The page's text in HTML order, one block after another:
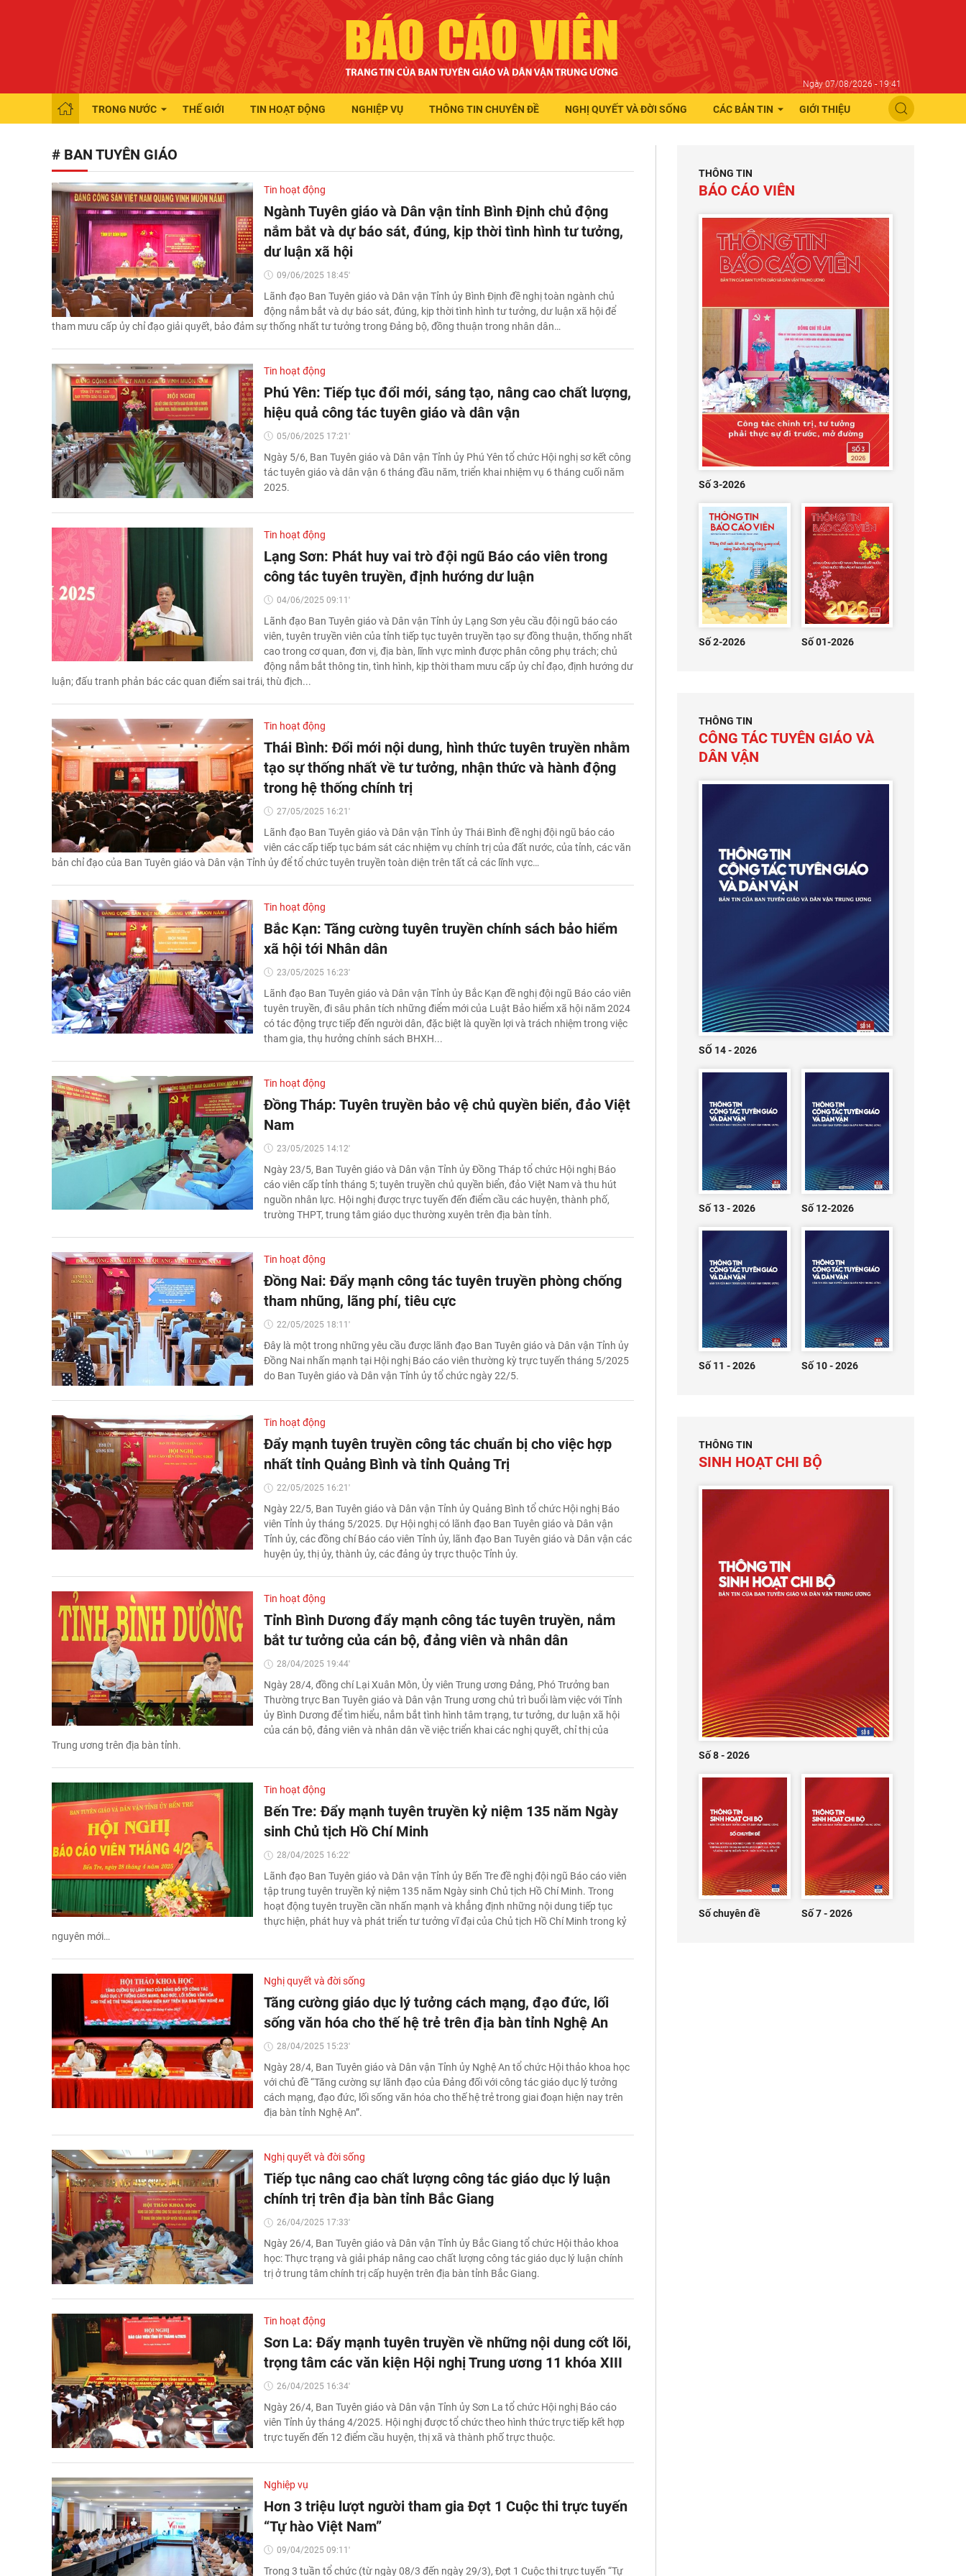
Ngày 07/08/2026 - 19:41
TRONG NƯỚC THẾ GIỚI TIN HOẠT ĐỘNG NGHIỆP VỤ THÔNG TIN CHUYÊN ĐỀ NGHỊ QUYẾT VÀ ĐỜI SỐNG CÁC BẢN TIN GIỚI THIỆU
# BAN TUYÊN GIÁO
Tin hoạt động
Ngành Tuyên giáo và Dân vận tỉnh Bình Định chủ động
nắm bắt và dự báo sát, đúng, kịp thời tình hình tư tưởng,
dư luận xã hội
09/06/2025 18:45'
Lãnh đạo Ban Tuyên giáo và Dân vận Tỉnh ủy Bình Định đề nghị toàn ngành chủ
động nắm bắt và dự báo sát, đúng, kịp thời tình hình tư tưởng, dư luận xã hội để
tham mưu cấp ủy chỉ đạo giải quyết, bảo đảm sự thống nhất tư tưởng trong Đảng bộ, đồng thuận trong nhân dân…
Tin hoạt động
Phú Yên: Tiếp tục đổi mới, sáng tạo, nâng cao chất lượng,
hiệu quả công tác tuyên giáo và dân vận
05/06/2025 17:21'
Ngày 5/6, Ban Tuyên giáo và Dân vận Tỉnh ủy Phú Yên tổ chức Hội nghị sơ kết công
tác tuyên giáo và dân vận 6 tháng đầu năm, triển khai nhiệm vụ 6 tháng cuối năm
2025.
Tin hoạt động
Lạng Sơn: Phát huy vai trò đội ngũ Báo cáo viên trong
công tác tuyên truyền, định hướng dư luận
04/06/2025 09:11'
Lãnh đạo Ban Tuyên giáo và Dân vận Tỉnh ủy Lạng Sơn yêu cầu đội ngũ báo cáo
viên, tuyên truyền viên của tỉnh tiếp tục tuyên truyền tạo sự đồng thuận, thống nhất
cao trong cơ quan, đơn vị, địa bàn, lĩnh vực mình được phân công phụ trách; chủ
động nắm bắt thông tin, tình hình, kịp thời tham mưu cấp ủy chỉ đạo, định hướng dư
luận; đấu tranh phản bác các quan điểm sai trái, thù địch...
Tin hoạt động
Thái Bình: Đổi mới nội dung, hình thức tuyên truyền nhằm
tạo sự thống nhất về tư tưởng, nhận thức và hành động
trong hệ thống chính trị
27/05/2025 16:21'
Lãnh đạo Ban Tuyên giáo và Dân vận Tỉnh ủy Thái Bình đề nghị đội ngũ báo cáo
viên các cấp tiếp tục bám sát các nhiệm vụ chính trị của đất nước, của tỉnh, các văn
bản chỉ đạo của Ban Tuyên giáo và Dân vận Tỉnh ủy để tổ chức tuyên truyền toàn diện trên tất cả các lĩnh vực…
Tin hoạt động
Bắc Kạn: Tăng cường tuyên truyền chính sách bảo hiểm
xã hội tới Nhân dân
23/05/2025 16:23'
Lãnh đạo Ban Tuyên giáo và Dân vận Tỉnh ủy Bắc Kạn đề nghị đội ngũ Báo cáo viên
tuyên truyền, đi sâu phân tích những điểm mới của Luật Bảo hiểm xã hội năm 2024
có tác động trực tiếp đến người dân, đặc biệt là quyền lợi và trách nhiệm trong việc
tham gia, thụ hưởng chính sách BHXH...
Tin hoạt động
Đồng Tháp: Tuyên truyền bảo vệ chủ quyền biển, đảo Việt
Nam
23/05/2025 14:12'
Ngày 23/5, Ban Tuyên giáo và Dân vận Tỉnh ủy Đồng Tháp tổ chức Hội nghị Báo
cáo viên cấp tỉnh tháng 5; tuyên truyền chủ quyền biển, đảo Việt Nam và thu hút
nguồn nhân lực. Hội nghị được trực tuyến đến điểm cầu các huyện, thành phố,
trường THPT, trung tâm giáo dục thường xuyên trên địa bàn tỉnh.
Tin hoạt động
Đồng Nai: Đẩy mạnh công tác tuyên truyền phòng chống
tham nhũng, lãng phí, tiêu cực
22/05/2025 18:11'
Đây là một trong những yêu cầu được lãnh đạo Ban Tuyên giáo và Dân vận Tỉnh ủy
Đồng Nai nhấn mạnh tại Hội nghị Báo cáo viên thường kỳ trực tuyến tháng 5/2025
do Ban Tuyên giáo và Dân vận Tỉnh ủy tổ chức ngày 22/5.
Tin hoạt động
Đẩy mạnh tuyên truyền công tác chuẩn bị cho việc hợp
nhất tỉnh Quảng Bình và tỉnh Quảng Trị
22/05/2025 16:21'
Ngày 22/5, Ban Tuyên giáo và Dân vận Tỉnh ủy Quảng Bình tổ chức Hội nghị Báo
viên Tỉnh ủy tháng 5/2025. Dự Hội nghị có lãnh đạo Ban Tuyên giáo và Dân vận
Tỉnh ủy, các đồng chí Báo cáo viên Tỉnh ủy, lãnh đạo Ban Tuyên giáo và Dân vận các
huyện ủy, thị ủy, thành ủy, các đảng ủy trực thuộc Tỉnh ủy.
Tin hoạt động
Tỉnh Bình Dương đẩy mạnh công tác tuyên truyền, nắm
bắt tư tưởng của cán bộ, đảng viên và nhân dân
28/04/2025 19:44'
Ngày 28/4, đồng chí Lại Xuân Môn, Ủy viên Trung ương Đảng, Phó Trưởng ban
Thường trực Ban Tuyên giáo và Dân vận Trung ương chủ trì buổi làm việc với Tỉnh
ủy Bình Dương để tìm hiểu, nắm bắt tình hình tâm trạng, tư tưởng, dư luận xã hội
của cán bộ, đảng viên và nhân dân về việc triển khai các nghị quyết, chỉ thị của
Trung ương trên địa bàn tỉnh.
Tin hoạt động
Bến Tre: Đẩy mạnh tuyên truyền kỷ niệm 135 năm Ngày
sinh Chủ tịch Hồ Chí Minh
28/04/2025 16:22'
Lãnh đạo Ban Tuyên giáo và Dân vận Tỉnh ủy Bến Tre đề nghị đội ngũ Báo cáo viên
tập trung tuyên truyền kỷ niệm 135 năm Ngày sinh Chủ tịch Hồ Chí Minh. Trong
hoạt động tuyên truyền cần nhấn mạnh và khẳng định những nội dung tiếp tục
thực hiện, phát huy và phát triển tư tưởng vĩ đại của Chủ tịch Hồ Chí Minh trong kỷ
nguyên mới…
Nghị quyết và đời sống
Tăng cường giáo dục lý tưởng cách mạng, đạo đức, lối
sống văn hóa cho thế hệ trẻ trên địa bàn tỉnh Nghệ An
28/04/2025 15:23'
Ngày 28/4, Ban Tuyên giáo và Dân vận Tỉnh ủy Nghệ An tổ chức Hội thảo khoa học
với chủ đề “Tăng cường sự lãnh đạo của Đảng đối với công tác giáo dục lý tưởng
cách mạng, đạo đức, lối sống văn hóa cho thế hệ trẻ trong giai đoạn hiện nay trên
địa bàn tỉnh Nghệ An”.
Nghị quyết và đời sống
Tiếp tục nâng cao chất lượng công tác giáo dục lý luận
chính trị trên địa bàn tỉnh Bắc Giang
26/04/2025 17:33'
Ngày 26/4, Ban Tuyên giáo và Dân vận Tỉnh ủy Bắc Giang tổ chức Hội thảo khoa
học: Thực trạng và giải pháp nâng cao chất lượng công tác giáo dục lý luận chính
trị ở trung tâm chính trị cấp huyện trên địa bàn tỉnh Bắc Giang.
Tin hoạt động
Sơn La: Đẩy mạnh tuyên truyền về những nội dung cốt lõi,
trọng tâm các văn kiện Hội nghị Trung ương 11 khóa XIII
26/04/2025 16:34'
Ngày 26/4, Ban Tuyên giáo và Dân vận Tỉnh ủy Sơn La tổ chức Hội nghị Báo cáo
viên Tỉnh ủy tháng 4/2025. Hội nghị được tổ chức theo hình thức trực tiếp kết hợp
trực tuyến đến 12 điểm cầu huyện, thị xã và thành phố trực thuộc.
Nghiệp vụ
Hơn 3 triệu lượt người tham gia Đợt 1 Cuộc thi trực tuyến
“Tự hào Việt Nam”
09/04/2025 09:11'
Trong 3 tuần tổ chức (từ ngày 08/3 đến ngày 29/3), Đợt 1 Cuộc thi trực tuyến “Tự
THÔNG TIN
BÁO CÁO VIÊN
Số 3-2026
Số 2-2026 Số 01-2026
THÔNG TIN
CÔNG TÁC TUYÊN GIÁO VÀ
DÂN VẬN
SỐ 14 - 2026
Số 13 - 2026 Số 12-2026
Số 11 - 2026 Số 10 - 2026
THÔNG TIN
SINH HOẠT CHI BỘ
Số 8 - 2026
Số chuyên đề Số 7 - 2026